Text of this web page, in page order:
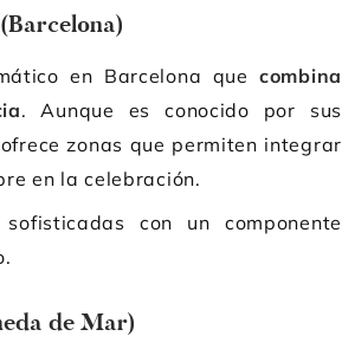
en Barcelona quecombina
. Aunque es conocido por sus
zonas que permiten integrar
en la celebración.
con un componente
de Mar)